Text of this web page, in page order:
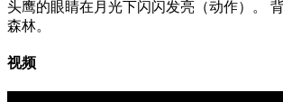
头鹰的眼睛在月光下闪闪发亮（动作）。
森林。
视频